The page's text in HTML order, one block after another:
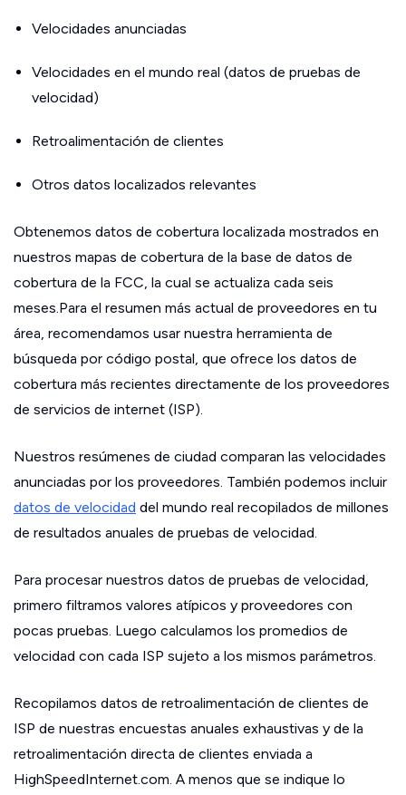
Velocidades anunciadas
Velocidades en el mundo real (datos de pruebas de
velocidad)
Retroalimentación de clientes
Otros datos localizados relevantes
Obtenemos datos de cobertura localizada mostrados en
nuestros mapas de cobertura de la base de datos de
cobertura de la FCC, la cual se actualiza cada seis
meses.Para el resumen más actual de proveedores en tu
área, recomendamos usar nuestra herramienta de
búsqueda por código postal, que ofrece los datos de
cobertura más recientes directamente de los proveedores
de servicios de internet (ISP).
Nuestros resúmenes de ciudad comparan las velocidades
anunciadas por los proveedores. También podemos incluir
datos de velocidad del mundo real recopilados de millones
de resultados anuales de pruebas de velocidad.
Para procesar nuestros datos de pruebas de velocidad,
primero filtramos valores atípicos y proveedores con
pocas pruebas. Luego calculamos los promedios de
velocidad con cada ISP sujeto a los mismos parámetros.
Recopilamos datos de retroalimentación de clientes de
ISP de nuestras encuestas anuales exhaustivas y de la
retroalimentación directa de clientes enviada a
HighSpeedInternet.com. A menos que se indique lo